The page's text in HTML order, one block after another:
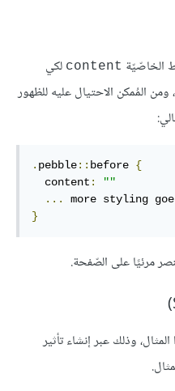
الخاصّيّة content لكي
المُمكن الاحتيال عليه للظهور
. pebble:: before {
  content
:
""
...
more styling
}
مرئيًا على الصّفحة.
وذلك عبر إنشاء تأثير